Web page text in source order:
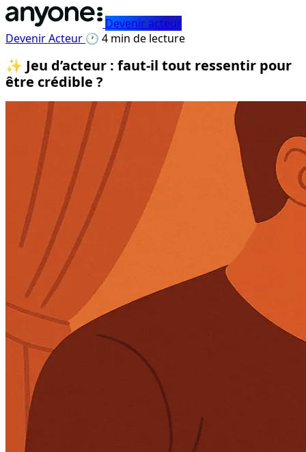
Devenir acteur
Devenir Acteur 🕐 4 min de lecture
✨ Jeu d’acteur : faut-il tout ressentir pour
être crédible ?